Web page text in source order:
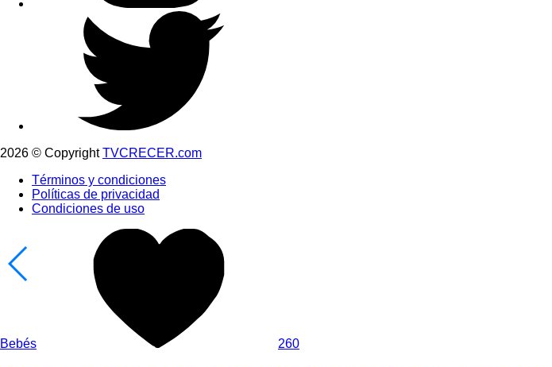
2026 © CopyrightTVCRECER.com
Términos y condiciones
Políticas de privacidad
Condiciones de uso
Bebés 260